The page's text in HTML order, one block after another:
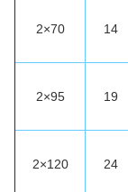
2×70 14
2×95 19
2×120 24